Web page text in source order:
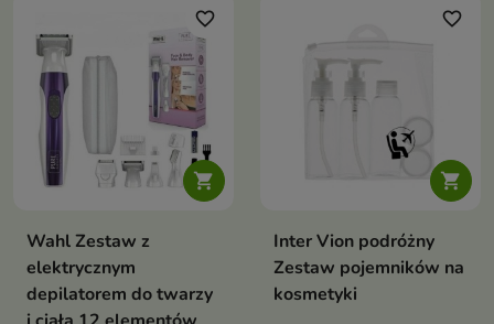

favorite_border
Wahl Zestaw z
elektrycznym
depilatorem do twarzy

favorite_border
Inter Vion podróżny
Zestaw pojemników na
kosmetyki